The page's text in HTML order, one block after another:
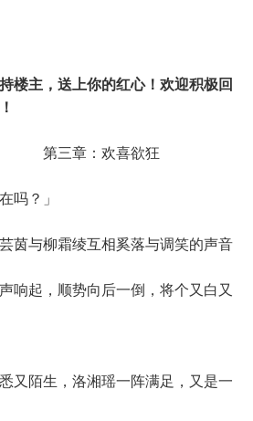
楼主，送上你的红心！欢迎积极回
欢喜欲狂
？」
与柳霜绫互相奚落与调笑的声音
响起，顺势向后一倒，将个又白又
陌生，洛湘瑶一阵满足，又是一